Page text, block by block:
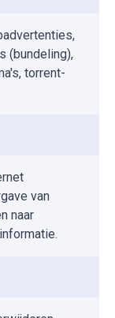
(bundeling),
torrent-
van
naar